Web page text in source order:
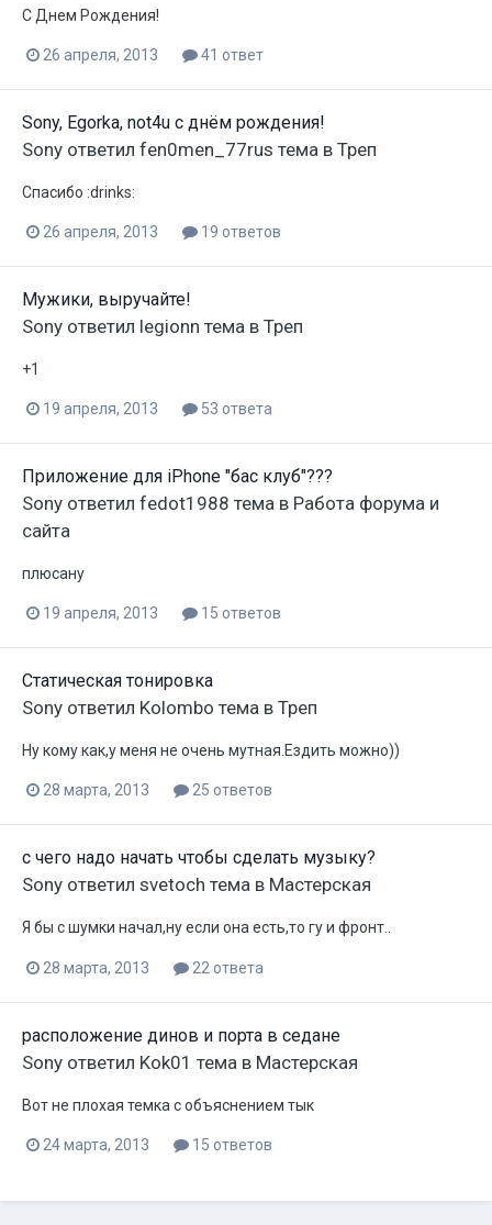
С Днем Рождения!
26 апреля, 2013 41 ответ
Sony, Egorka, not4u с днём рождения!
Sony ответил fen0men_77rus тема в Треп
Спасибо :drinks:
26 апреля, 2013 19 ответов
Мужики, выручайте!
Sony ответил legionn тема в Треп
+1
19 апреля, 2013 53 ответа
Приложение для iPhone "бас клуб"???
Sony ответил fedot1988 тема в Работа форума и
сайта
плюсану
19 апреля, 2013 15 ответов
Статическая тонировка
Sony ответил Kolombo тема в Треп
Ну кому как,у меня не очень мутная.Ездить можно))
28 марта, 2013 25 ответов
с чего надо начать чтобы сделать музыку?
Sony ответил svetoch тема в Мастерская
Я бы с шумки начал,ну если она есть,то гу и фронт..
28 марта, 2013 22 ответа
расположение динов и порта в седане
Sony ответил Kok01 тема в Мастерская
Вот не плохая темка с объяснением тык
24 марта, 2013 15 ответов